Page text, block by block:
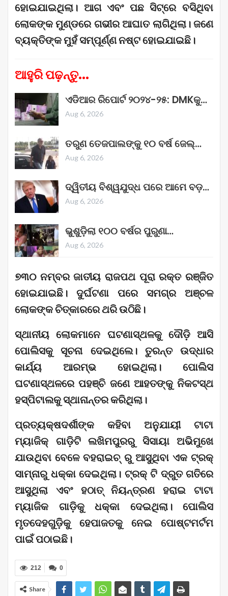
ହୋଇଯାଇଥିଲା। ଆଗ ଏବଂ ପଛ ସିଟ୍‌ରେ ବସିଥିବା
ଲୋକଙ୍କ ମୁଣ୍ଡରେ ଗଭୀର ଆଘାତ ଲାଗିଥିଲା। ଜଣେ
ବ୍ୟକ୍ତିଙ୍କ ମୁହଁ ସମ୍ପୂର୍ଣ୍ଣ ନଷ୍ଟ ହୋଇଯାଇଛି।
ଆହୁରି ପଢ଼ନ୍ତୁ...
ଏଡିଆର ରିପୋର୍ଟ ୨୦୨୪-୨୫: DMKକୁ…
Aug 6, 2026
ତରୁଣ ତେଜପାଲଙ୍କୁ ୧୦ ବର୍ଷ ଜେଲ୍‌…
Aug 6, 2026
ଦ୍ୱିତୀୟ ବିଶ୍ୱଯୁଦ୍ଧ ପରେ ଆମେ ବଡ଼…
Aug 6, 2026
ଭୁଶୁଡ଼ିଲା ୧୦୦ ବର୍ଷର ପୁରୁଣା…
Aug 6, 2026
୭୩୦ ନମ୍ବର ଜାତୀୟ ରାଜପଥ ପୂରା ରକ୍ତ ରଞ୍ଜିତ
ହୋଇଯାଇଛି। ଦୁର୍ଘଟଣା ପରେ ସମଗ୍ର ଅଞ୍ଚଳ
ଲୋକଙ୍କ ଚିତ୍କାରରେ ଥରି ଉଠିଛି।
ସ୍ଥାନୀୟ ଲୋକମାନେ ଘଟଣାସ୍ଥଳକୁ ଦୌଡ଼ି ଆସି
ପୋଲିସକୁ ସୂଚନା ଦେଇଥିଲେ। ତୁରନ୍ତ ଉଦ୍ଧାର
କାର୍ଯ୍ୟ ଆରମ୍ଭ ହୋଇଥିଲା। ପୋଲିସ
ଘଟଣାସ୍ଥଳରେ ପହଞ୍ଚି ଜଣେ ଆହତଙ୍କୁ ନିକଟସ୍ଥ
ହସ୍ପିଟାଲକୁ ସ୍ଥାନାନ୍ତର କରିଥିଲା।
ପ୍ରତ୍ୟକ୍ଷଦର୍ଶୀଙ୍କ କହିବା ଅନୁଯାୟୀ ଟାଟା
ମ୍ୟାଜିକ୍ ଗାଡ଼ିଟି ଲଖିମପୁରରୁ ସିସାୟା ଅଭିମୁଖେ
ଯାଉଥିବା ବେଳେ ବହରାଇଚ୍ ରୁ ଆସୁଥିବା ଏକ ଟ୍ରକ୍
ସାମ୍ନାରୁ ଧକ୍କା ଦେଇଥିଲା। ଟ୍ରକ୍ ଟି ଦ୍ରୁତ ଗତିରେ
ଆସୁଥିଲା ଏବଂ ହଠାତ୍ ନିୟନ୍ତ୍ରଣ ହରାଇ ଟାଟା
ମ୍ୟାଜିକ ଗାଡ଼ିକୁ ଧକ୍କା ଦେଇଥିଲା। ପୋଲିସ
ମୃତଦେହଗୁଡ଼ିକୁ ହେପାଜତକୁ ନେଇ ପୋଷ୍ଟମର୍ଟମ
ପାଇଁ ପଠାଇଛି।
0
212
Share